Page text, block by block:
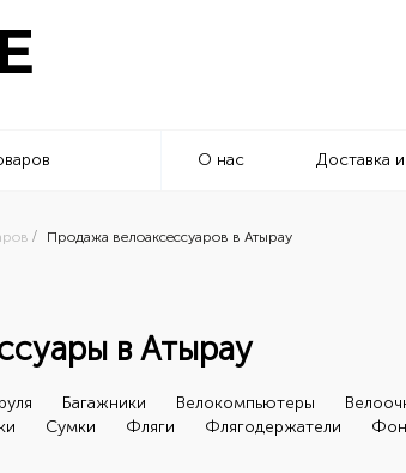
О нас Доставка
Продажа велоаксессуаров в Атырау
в Атырау
Багажники Велокомпьютеры
Сумки Фляги Флягодержатели